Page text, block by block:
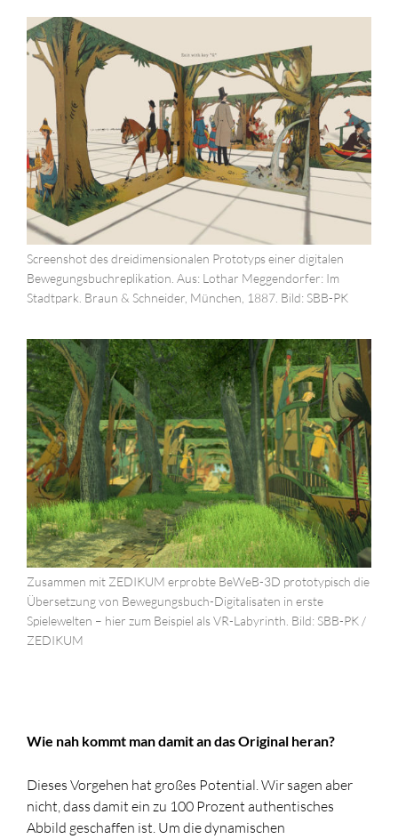
Screenshot des dreidimensionalen Prototyps einer digitalen
Bewegungsbuchreplikation. Aus: Lothar Meggendorfer: Im
Stadtpark. Braun & Schneider, München, 1887. Bild: SBB-PK
Zusammen mit ZEDIKUM erprobte BeWeB-3D prototypisch die
Übersetzung von Bewegungsbuch-Digitalisaten in erste
Spielewelten – hier zum Beispiel als VR-Labyrinth. Bild: SBB-PK /
ZEDIKUM
Wie nah kommt man damit an das Original heran?
Dieses Vorgehen hat großes Potential. Wir sagen aber
nicht, dass damit ein zu 100 Prozent authentisches
Abbild geschaffen ist. Um die dynamischen